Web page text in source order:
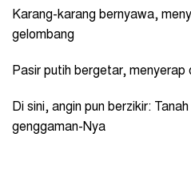
Karang-karang bernyawa,
gelombang
Pasir putih bergetar, menyerap
Di sini, angin pun berzikir:
genggaman-Nya